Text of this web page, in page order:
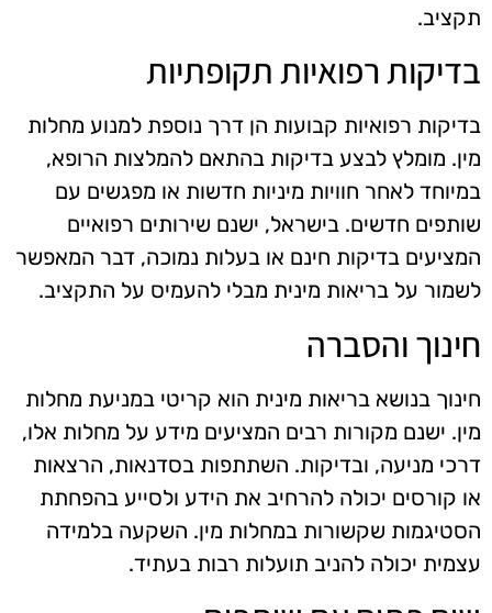
תקציב.
בדיקות רפואיות תקופתיות
בדיקות רפואיות קבועות הן דרך נוספת למנוע מחלות
מין. מומלץ לבצע בדיקות בהתאם להמלצות הרופא,
במיוחד לאחר חוויות מיניות חדשות או מפגשים עם
שותפים חדשים. בישראל, ישנם שירותים רפואיים
המציעים בדיקות חינם או בעלות נמוכה, דבר המאפשר
לשמור על בריאות מינית מבלי להעמיס על התקציב.
חינוך והסברה
חינוך בנושא בריאות מינית הוא קריטי במניעת מחלות
מין. ישנם מקורות רבים המציעים מידע על מחלות אלו,
דרכי מניעה, ובדיקות. השתתפות בסדנאות, הרצאות
או קורסים יכולה להרחיב את הידע ולסייע בהפחתת
הסטיגמות שקשורות במחלות מין. השקעה בלמידה
עצמית יכולה להניב תועלות רבות בעתיד.